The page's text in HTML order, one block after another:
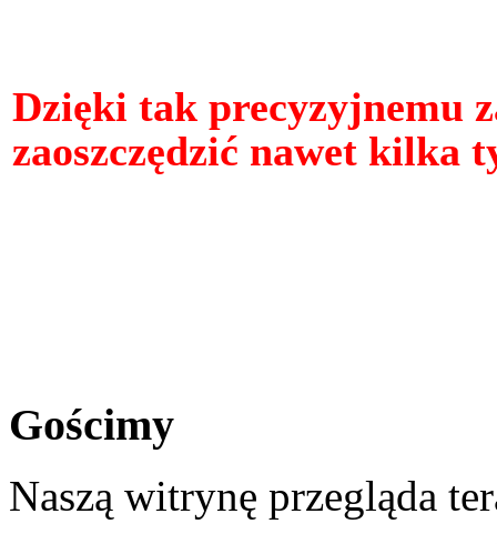
Dzięki tak precyzyjnemu
zaoszczędzić nawet kilka
Gościmy
Naszą witrynę przegląda